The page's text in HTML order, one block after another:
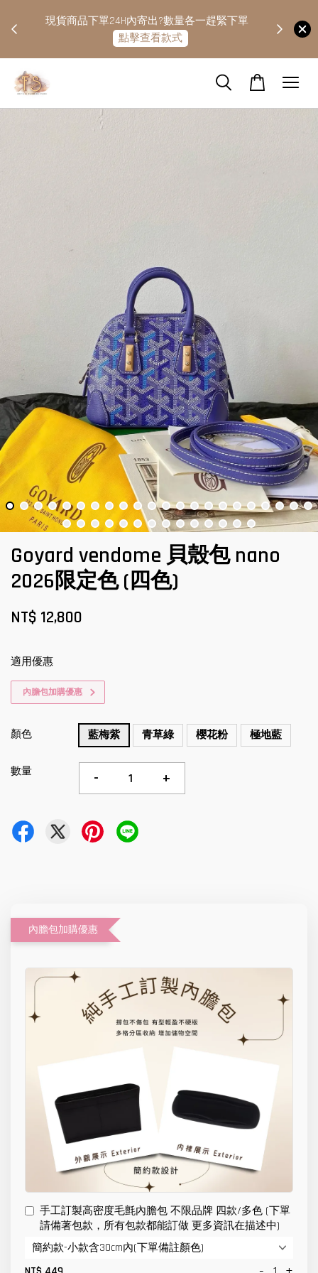
現貨商品下單24H內寄出?數量各一趕緊下單
點擊查看款式
Goyard vendome 貝殼包 nano
2026限定色 (四色)
NT$ 12,800
適用優惠
內膽包加購優惠
顏色 藍梅紫 青草綠 櫻花粉 極地藍
數量 - +
內膽包加購優惠
手工訂製高密度毛氈內膽包 不限品牌 四款/多色 (下單
請備著包款，所有包款都能訂做 更多資訊在描述中)